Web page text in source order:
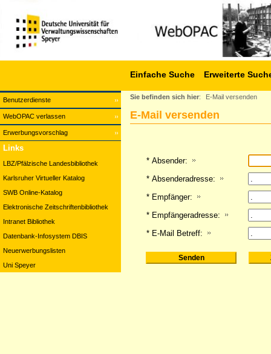
Benutzerdienste
WebOPAC verlassen
Erwerbungsvorschlag
Einfache Suche Erweiterte
Links
LBZ/Pfälzische Landesbibliothek
Karlsruher Virtueller Katalog
SWB Online-Katalog
Elektronische Zeitschriftenbibliothek
Intranet Bibliothek
Datenbank-Infosystem DBIS
Neuerwerbungslisten
Uni Speyer
Sie befinden sich hier: E-Mail versenden
E-Mail versenden
* Absender:
* Absenderadresse:
* Empfänger:
* Empfängeradresse:
* E-Mail Betreff: